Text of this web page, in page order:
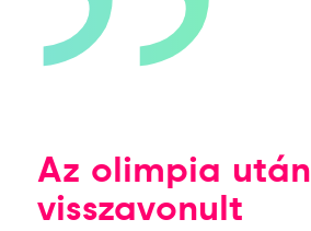
Az olimpia után
visszavonult